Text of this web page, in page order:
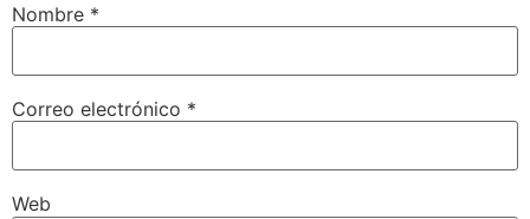
Nombre *
Correo electrónico *
Web